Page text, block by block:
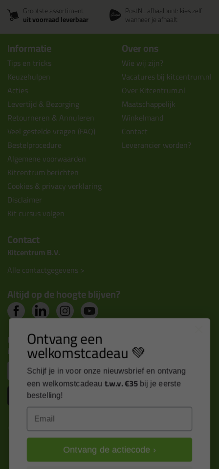
Grootste assortiment
uit voorraad leverbaar
PostNL afhaalpunt: kies zelf
wanneer je afhaalt
Informatie
Tips en tricks
Keuzehulpen
Acties
Levertijd & Bezorging
Retourneren & Annuleren
Veel gestelde vragen (FAQ)
Bestelprocedure
Algemene voorwaarden
Kitcentrum berichten
Cookies & privacy verklaring
Disclaimer
Kit cursus volgen
Over ons
Wie wij zijn?
Vacatures bij kitcentrum.nl
Over Kitcentrum.nl
Maatschappelijk
Winkelmand
Contact
Leverancier worden?
Contact
Kitcentrum B.V.
Alle contactgegevens >
Altijd op de hoogte blijven?
Nieuws, tips en exclusieve deals rechtstreeks in je
inbox
Kitcentrum is trots op:
Ontvang een
welkomstcadeau 💚
Schijf je in voor onze nieuwsbrief en ontvang
een welkomstcadeau t.w.v. €35 bij je eerste
bestelling!
Ontvang de actiecode ›